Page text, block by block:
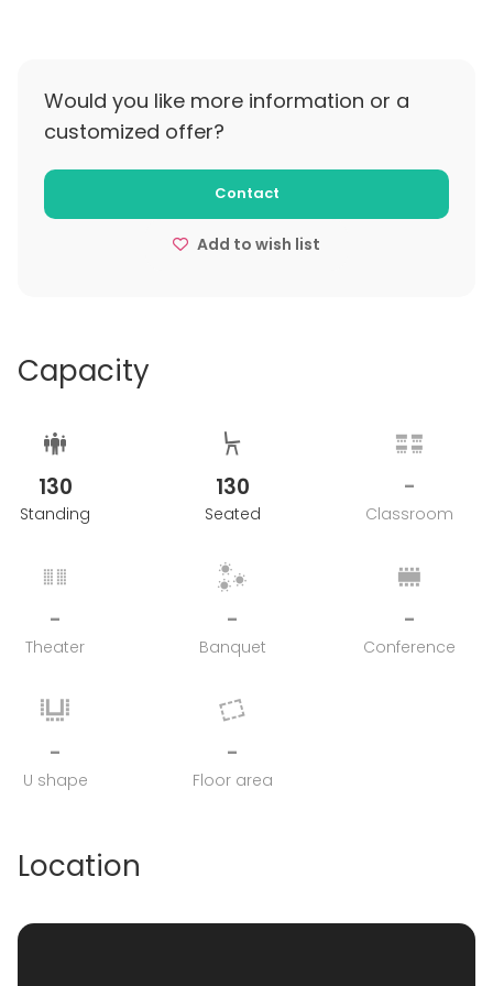
toiveiden mukaisesti.
Would you like more information or a
customized offer?
Contact
Add to wish list
Capacity
130
Standing
130
Seated
-
Classroom
-
Theater
-
Banquet
-
Conference
-
U shape
-
Floor area
Location